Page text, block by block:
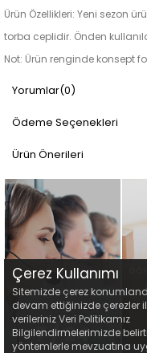
Ürün Özellikleri: Yeni sezon
torba ceplidir. Önden
Not: Ürün renginde konsept
Yorumlar(0)
Ödeme Seçenekleri
Ürün Önerileri
Çerez Kullanımı
Sitemizde çerez
devam ettiğinizde çerezler
verileriniz Veri Politikamız
Bilgilendirmelerimizde
yöntemlerle mevzuatına